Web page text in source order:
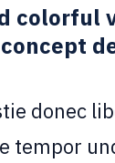
colorful
concept
donec
tempor